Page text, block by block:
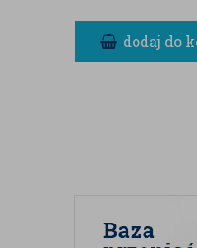
dodaj do